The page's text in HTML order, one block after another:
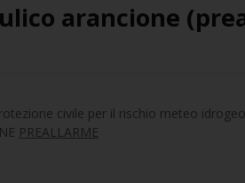
arancione
civile per il rischio meteo
PREALLARME